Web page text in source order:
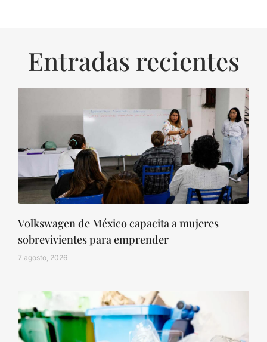
Entradas recientes
Volkswagen de México capacita a mujeres
sobrevivientes para emprender
7 agosto, 2026